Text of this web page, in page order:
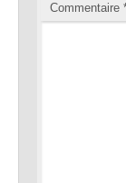
Commentaire